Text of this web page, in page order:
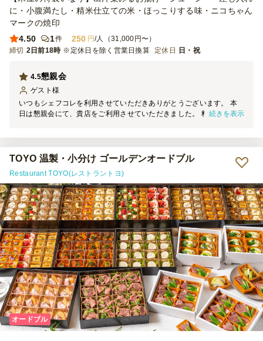
に・小腹満たし・精米仕立ての米・ほっこりする味・ニコちゃん
マークの焼印
4.50
1件 250 円/人（31,000円〜）
締切 2日前18時 ※定休日を除く営業日換算 定休日 日・祝
懇親会
4.5
ゲスト 様
いつもシェフコレを利用させていただきありがとうございます。 本
日は懇親会にて、貴店をご利用させていただきました。 料理の見た
続きを表示
TOYO 温製・小分け ゴールデンオードブル
Restaurant TOYO(レストラントヨ)
オードブル